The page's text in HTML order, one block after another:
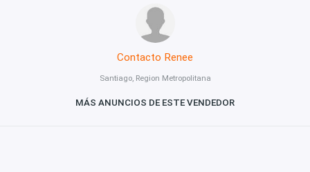
Contacto Renee
Santiago, Region Metropolitana
MÁS ANUNCIOS DE ESTE VENDEDOR